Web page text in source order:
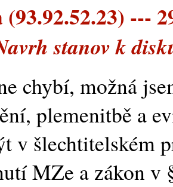
(93.92.52.23) ---
stanov k
chybí, možná
plemenitbě a
v šlechtitelském
MZe a zákon v